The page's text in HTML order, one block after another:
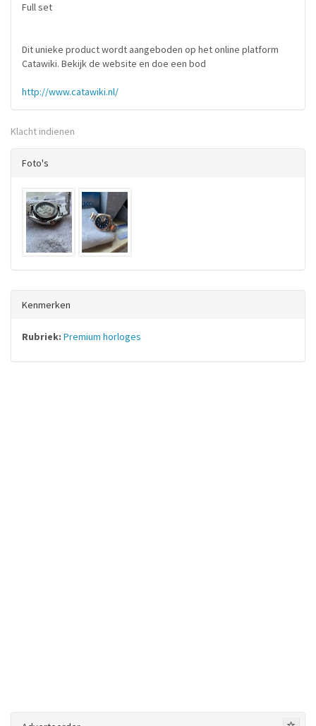
Full set
Dit unieke product wordt aangeboden op het online platform
Catawiki. Bekijk de website en doe een bod
http://www.catawiki.nl/
Klacht indienen
Foto's
Kenmerken
Rubriek: Premium horloges